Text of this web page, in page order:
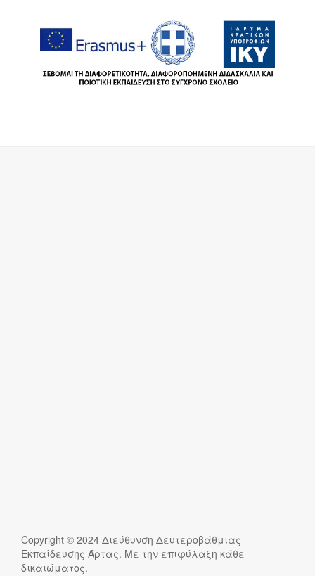
Copyright © 2024 Διεύθυνση Δευτεροβάθμιας
Εκπαίδευσης Άρτας. Με την επιφύλαξη κάθε
δικαιώματος.